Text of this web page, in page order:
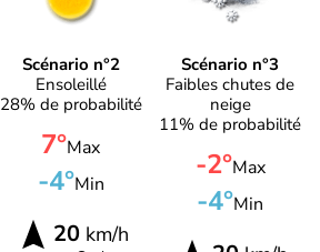
Scénario n°2
Ensoleillé
28% de probabilité
7°Max
-4°Min
20km/h
Scénario n°3
Faibles chutes de
neige
11% de probabilité
-2°Max
-4°Min